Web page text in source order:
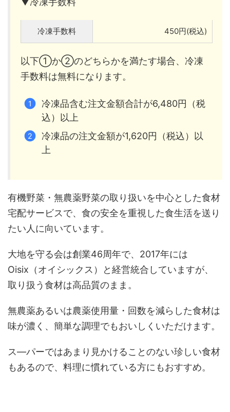
冷凍手数料 450円(税込)
以下①か②のどちらかを満たす場合、冷凍
手数料は無料になります。
冷凍品含む注文金額合計が6,480円（税
込）以上
冷凍品の注文金額が1,620円（税込）以
上
有機野菜・無農薬野菜の取り扱いを中心とした食材
宅配サービスで、食の安全を重視した食生活を送り
たい人に向いています。
大地を守る会は創業46周年で、2017年には
Oisix（オイシックス）と経営統合していますが、
取り扱う食材は高品質のまま。
無農薬あるいは農薬使用量・回数を減らした食材は
味が濃く、簡単な調理でもおいしくいただけます。
ス―パーではあまり見かけることのない珍しい食材
もあるので、料理に慣れている方にもおすすめ。